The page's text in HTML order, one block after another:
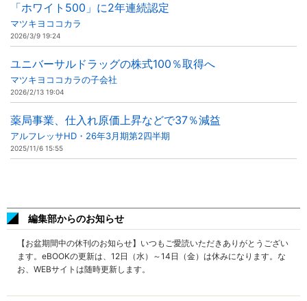
「ホワイト500」に2年連続認定
マツキヨココカラ
2026/3/9 19:24
ユニバーサルドラッグの株式100％取得へ
マツキヨココカラの子会社
2026/2/13 19:04
薬局事業、仕入れ原価上昇などで37％減益
アルフレッサHD・26年3月期第2四半期
2025/11/6 15:55
編集部からのお知らせ
【お盆期間中の休刊のお知らせ】いつもご愛読いただきありがとうござい
ます。eBOOKの更新は、12日（水）～14日（金）は休みになります。な
お、WEBサイトは随時更新します。